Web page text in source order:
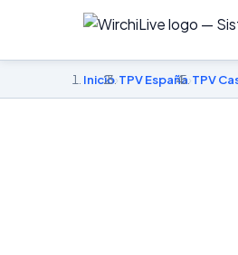
Inicio›TPV España›TPV